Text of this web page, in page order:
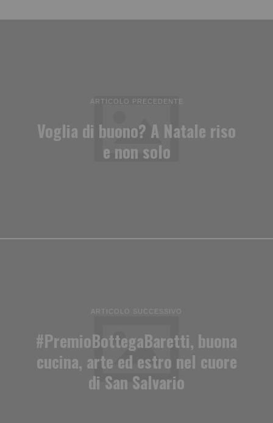
ARTICOLO PRECEDENTE
Voglia di buono? A Natale riso
e non solo
ARTICOLO SUCCESSIVO
#PremioBottegaBaretti, buona
cucina, arte ed estro nel cuore
di San Salvario